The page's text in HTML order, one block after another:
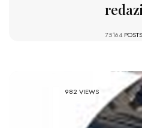
75164 POSTS
982 VIEWS